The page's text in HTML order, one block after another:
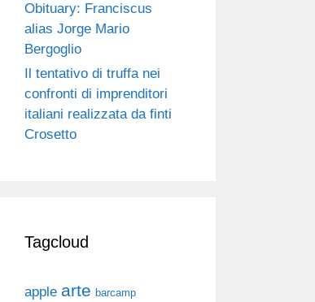
Obituary: Franciscus
alias Jorge Mario
Bergoglio
Il tentativo di truffa nei
confronti di imprenditori
italiani realizzata da finti
Crosetto
Tagcloud
apple arte barcamp